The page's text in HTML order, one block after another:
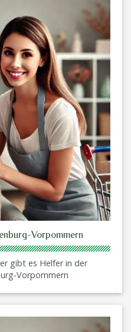
Vorpommern
gibt es Helfer in der
Vorpommern